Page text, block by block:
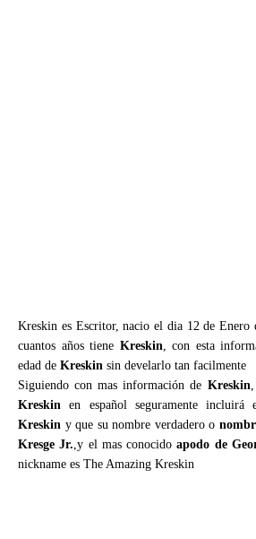
Kreskin es Escritor, nacio el dia 12 de Enero
cuantos años tiene Kreskin, con esta
edad de Kreskin sin develarlo tan facilmente
Siguiendo con mas información de Kreskin,
Kreskin en español seguramente
Kreskin y que su nombre verdadero o
Kresge Jr.,y el mas conocidoapodo de
nickname es The Amazing Kreskin